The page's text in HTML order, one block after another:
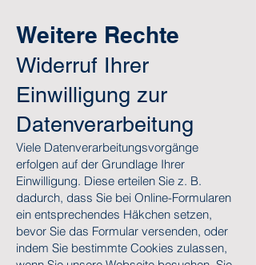
Weitere Rechte
Widerruf Ihrer
Einwilligung zur
Datenverarbeitung
Viele Datenverarbeitungsvorgänge
erfolgen auf der Grundlage Ihrer
Einwilligung. Diese erteilen Sie z. B.
dadurch, dass Sie bei Online-Formularen
ein entsprechendes Häkchen setzen,
bevor Sie das Formular versenden, oder
indem Sie bestimmte Cookies zulassen,